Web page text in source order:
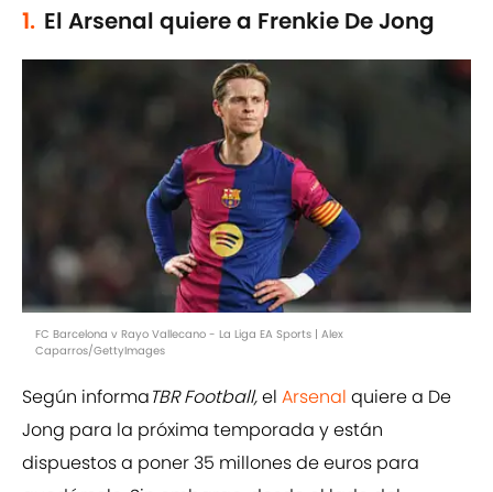
1. El Arsenal quiere a Frenkie De Jong
FC Barcelona v Rayo Vallecano - La Liga EA Sports | Alex
Caparros/GettyImages
Según informaTBR Football,el Arsenal quiere a De
Jong para la próxima temporada y están
dispuestos a poner 35 millones de euros para